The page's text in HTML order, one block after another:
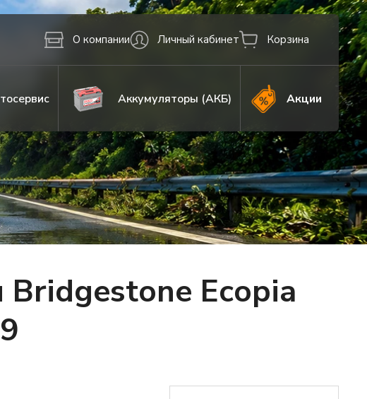
О компании Личный кабинет Корзина
Аккумуляторы (АКБ) Акции
Ecopia